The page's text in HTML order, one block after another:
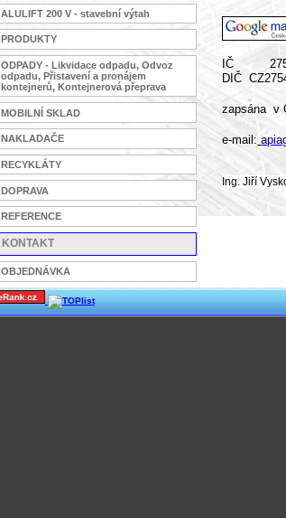
ALULIFT 200 V - stavební výtah
PRODUKTY
ODPADY - Likvidace odpadu, Odvoz
odpadu, Přistavení a pronájem
kontejnerů, Kontejnerová přeprava
MOBILNÍ SKLAD
NAKLADAČE
RECYKLÁTY
DOPRAVA
REFERENCE
KONTAKT
OBJEDNÁVKA
IČ
DIČ
zapsána v
e-mail:
Ing. Jiří